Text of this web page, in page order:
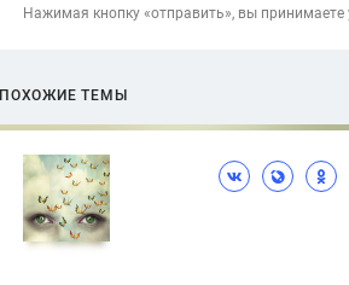
Нажимая кнопку «отправить», вы принимаете
ПОХОЖИЕ ТЕМЫ